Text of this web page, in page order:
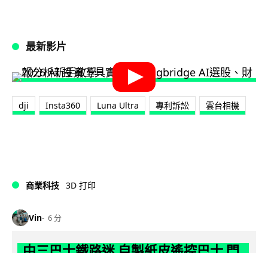
最新影片
dji Insta360 Luna Ultra 專利訴訟 雲台相機
商業科技 3D 打印
Vin 6 分